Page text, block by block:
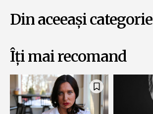
Din aceeași categorie
Îți mai recomand